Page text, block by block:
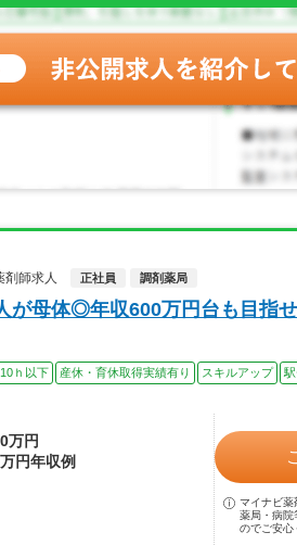
師求人
正社員 調剤薬局
が母体◎年収600万円台も目指
ｈ以下 産休・育休取得実績有り スキルアップ
万円
円年収例
マイナビ薬
薬局・病院
のでご安心